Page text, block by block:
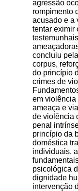
agressão
rompimento
acusado e a
tentar eximir
concluiu
corpus,
do princípio
crimes de
em violência
ameaça e
de violência
penal
princípio da
doméstica
individuais,
psicológica
dignidade
intervenção